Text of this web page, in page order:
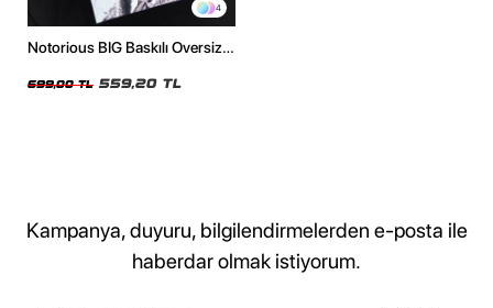
4
Notorious BIG Baskılı Oversize
699,00 TL 559,20 TL
Kampanya, duyuru, bilgilendirmelerden e-posta ile
haberdar olmak istiyorum.